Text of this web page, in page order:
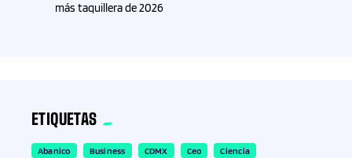
más taquillera de 2026
ETIQUETAS
Abanico Business CDMX Ceo
Ciencia